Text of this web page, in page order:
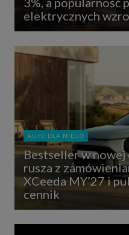
elektrycznych
AUTO DLA NIEGO
Bestseller w nowej
rusza z
XCeeda MY’27 i
cennik